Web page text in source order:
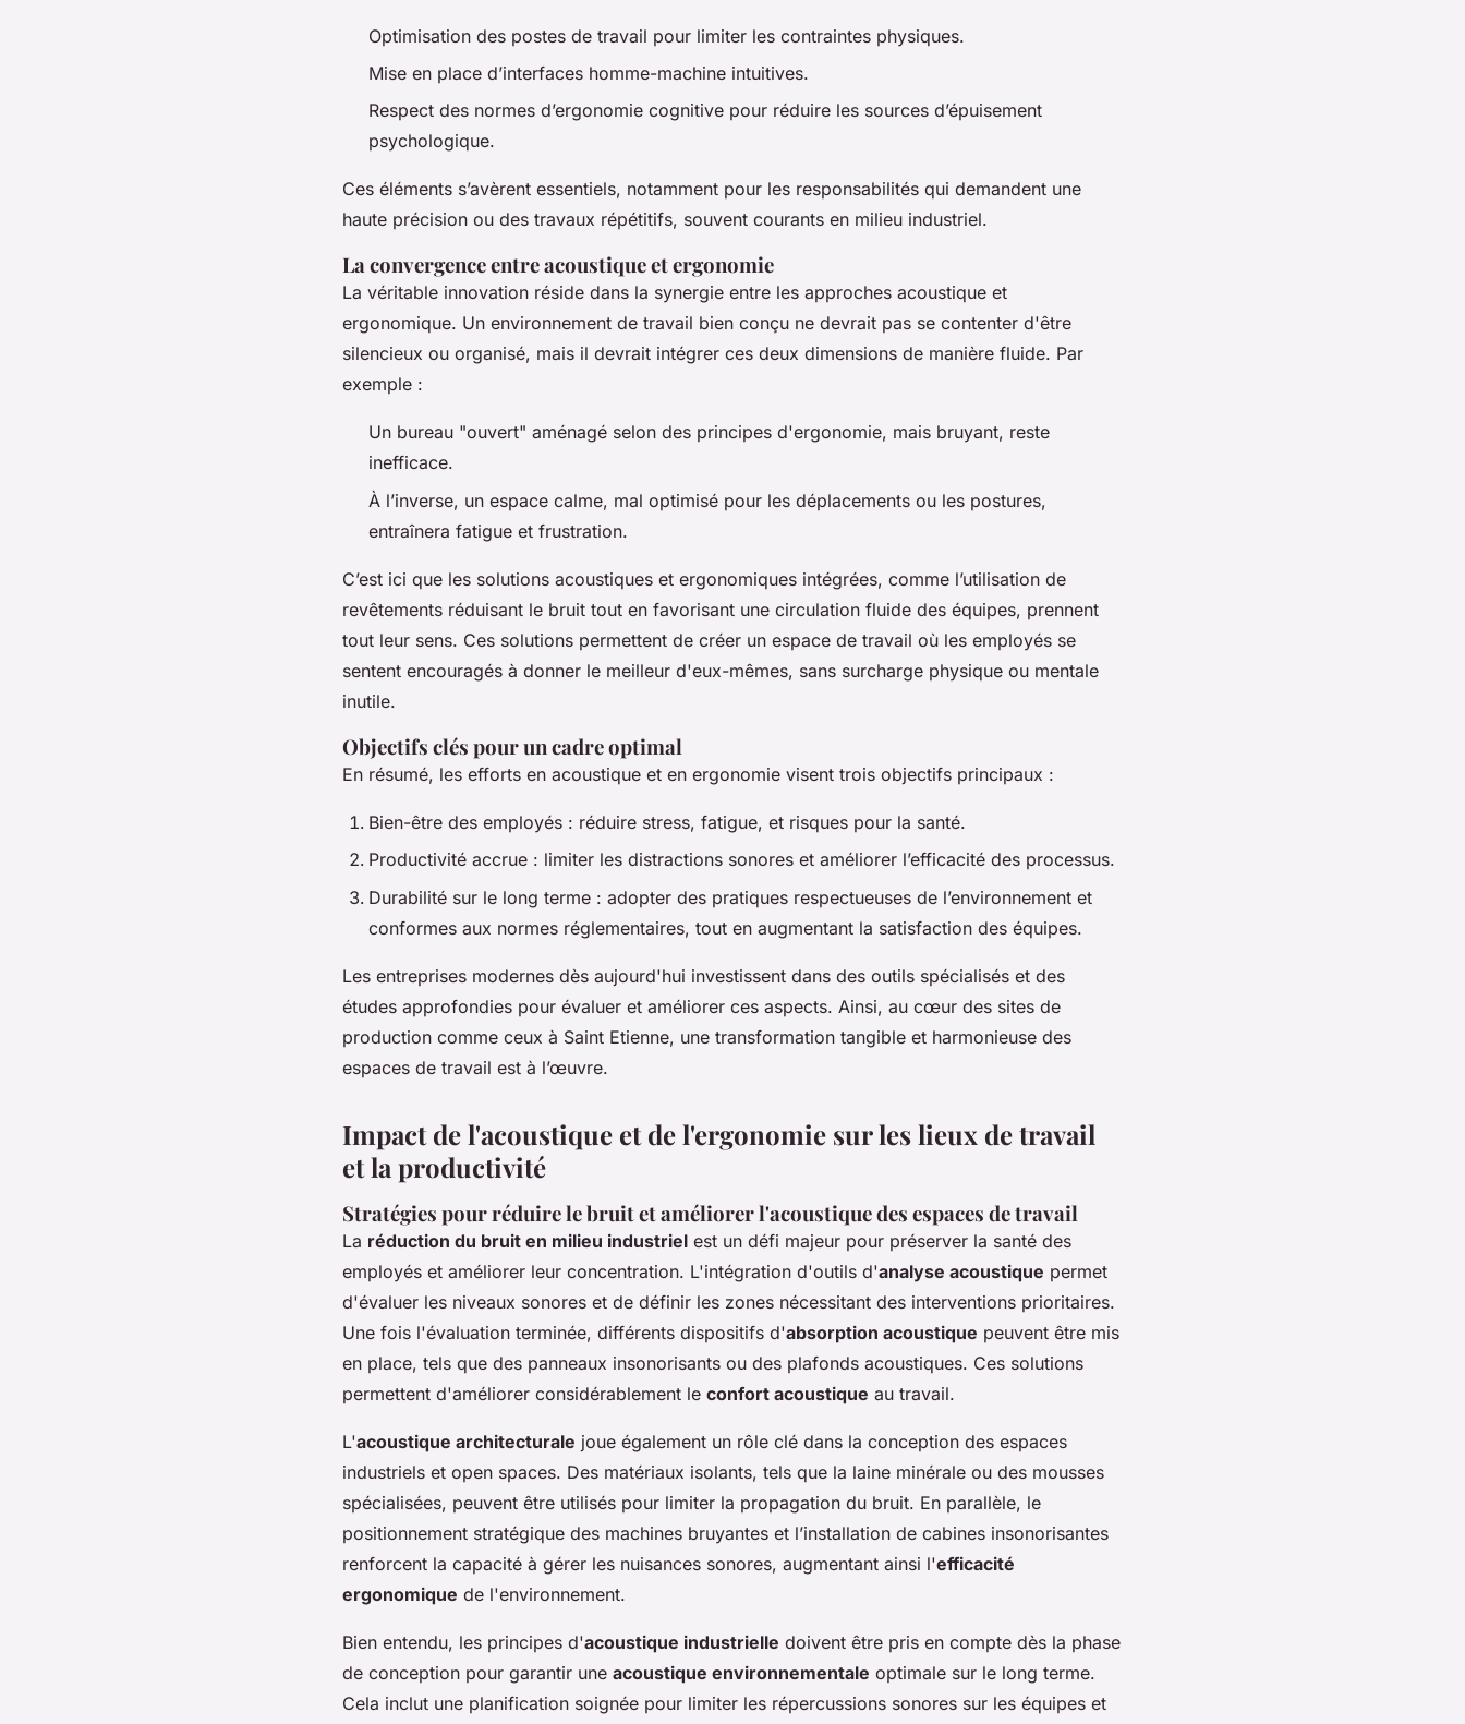
Optimisation des postes de travail pour limiter les contraintes physiques.
Mise en place d’interfaces homme-machine intuitives.
Respect des normes d’ergonomie cognitive pour réduire les sources d’épuisement
psychologique.
Ces éléments s’avèrent essentiels, notamment pour les responsabilités qui demandent une
haute précision ou des travaux répétitifs, souvent courants en milieu industriel.
La convergence entre acoustique et ergonomie
La véritable innovation réside dans la synergie entre les approches acoustique et
ergonomique. Un environnement de travail bien conçu ne devrait pas se contenter d'être
silencieux ou organisé, mais il devrait intégrer ces deux dimensions de manière fluide. Par
exemple :
Un bureau "ouvert" aménagé selon des principes d'ergonomie, mais bruyant, reste
inefficace.
À l’inverse, un espace calme, mal optimisé pour les déplacements ou les postures,
entraînera fatigue et frustration.
C’est ici que les solutions acoustiques et ergonomiques intégrées, comme l’utilisation de
revêtements réduisant le bruit tout en favorisant une circulation fluide des équipes, prennent
tout leur sens. Ces solutions permettent de créer un espace de travail où les employés se
sentent encouragés à donner le meilleur d'eux-mêmes, sans surcharge physique ou mentale
inutile.
Objectifs clés pour un cadre optimal
En résumé, les efforts en acoustique et en ergonomie visent trois objectifs principaux :
Bien-être des employés : réduire stress, fatigue, et risques pour la santé.
Productivité accrue : limiter les distractions sonores et améliorer l’efficacité des processus.
Durabilité sur le long terme : adopter des pratiques respectueuses de l’environnement et
conformes aux normes réglementaires, tout en augmentant la satisfaction des équipes.
Les entreprises modernes dès aujourd'hui investissent dans des outils spécialisés et des
études approfondies pour évaluer et améliorer ces aspects. Ainsi, au cœur des sites de
production comme ceux à Saint Etienne, une transformation tangible et harmonieuse des
espaces de travail est à l’œuvre.
Impact de l'acoustique et de l'ergonomie sur les lieux de travail
et la productivité
Stratégies pour réduire le bruit et améliorer l'acoustique des espaces de travail
La réduction du bruit en milieu industriel est un défi majeur pour préserver la santé des
employés et améliorer leur concentration. L'intégration d'outils d'analyse acoustique permet
d'évaluer les niveaux sonores et de définir les zones nécessitant des interventions prioritaires.
Une fois l'évaluation terminée, différents dispositifs d'absorption acoustique peuvent être mis
en place, tels que des panneaux insonorisants ou des plafonds acoustiques. Ces solutions
permettent d'améliorer considérablement le confort acoustique au travail.
L'acoustique architecturale joue également un rôle clé dans la conception des espaces
industriels et open spaces. Des matériaux isolants, tels que la laine minérale ou des mousses
spécialisées, peuvent être utilisés pour limiter la propagation du bruit. En parallèle, le
positionnement stratégique des machines bruyantes et l’installation de cabines insonorisantes
renforcent la capacité à gérer les nuisances sonores, augmentant ainsi l'efficacité
ergonomique de l'environnement.
Bien entendu, les principes d'acoustique industrielle doivent être pris en compte dès la phase
de conception pour garantir une acoustique environnementale optimale sur le long terme.
Cela inclut une planification soignée pour limiter les répercussions sonores sur les équipes et